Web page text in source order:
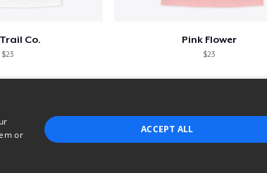
Co.
$23
Pink Flower
$23
or
ACCEPT ALL